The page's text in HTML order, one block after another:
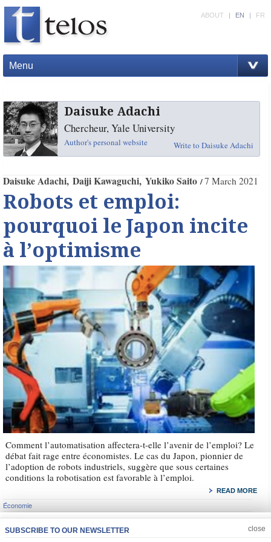
Menu
ABOUT | EN | FR
Daisuke Adachi
Chercheur, Yale University
Author's personal website Write to Daisuke Adachi
Daisuke Adachi Daiji Kawaguchi Yukiko Saito 7 March 2021
Robots et emploi:
pourquoi le Japon incite
à l’optimisme
Comment l’automatisation affectera-t-elle l’avenir de l’emploi? Le
débat fait rage entre économistes. Le cas du Japon, pionnier de
l’adoption de robots industriels, suggère que sous certaines
conditions la robotisation est favorable à l’emploi.
READ MORE
Économie
SUBSCRIBE TO OUR NEWSLETTER close
JOIN US CLOSE